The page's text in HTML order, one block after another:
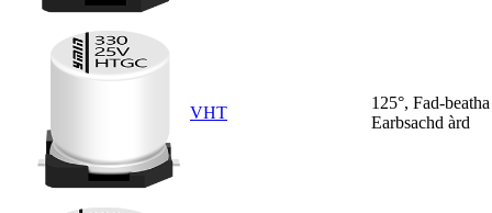
VHT
125°, Fad-
Earbsachd àrd